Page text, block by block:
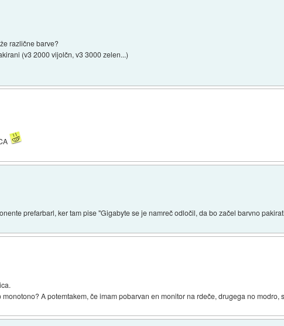
različne barve?
(v3 2000 vijolčn, v3 3000 zelen...)
prefarbarl, ker tam pise "Gigabyte se je namreč odločil, da bo začel barvno
A potemtakem, če imam pobarvan en monitor na rdeče, drugega no modro,